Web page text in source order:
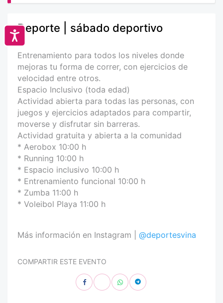
Accesibilidad
Deporte | sábado deportivo
Entrenamiento para todos los niveles donde
mejoras tu forma de correr, con ejercicios de
velocidad entre otros.
Espacio Inclusivo (toda edad)
Actividad abierta para todas las personas, con
juegos y ejercicios adaptados para compartir,
moverse y disfrutar sin barreras.
Actividad gratuita y abierta a la comunidad
* Aerobox 10:00 h
* Running 10:00 h
* Espacio inclusivo 10:00 h
* Entrenamiento funcional 10:00 h
* Zumba 11:00 h
* Voleibol Playa 11:00 h
Más información en Instagram | @deportesvina
COMPARTIR ESTE EVENTO